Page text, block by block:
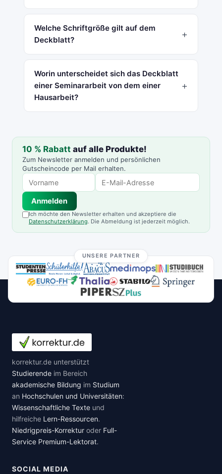
Welche Schriftgröße gilt auf dem
Deckblatt?
Worin unterscheidet sich das Deckblatt
einer Seminararbeit von dem einer
Hausarbeit?
10 % Rabatt auf alle Produkte!
Zum Newsletter anmelden und persönlichen
Gutscheincode per Mail erhalten.
Anmelden
Ich möchte den Newsletter erhalten und akzeptiere die
Datenschutzerklärung. Die Abmeldung ist jederzeit möglich.
UNSERE PARTNER
korrektur.de unterstützt
Studierende im Bereich
akademische Bildung im Studium
an Hochschulen und Universitäten:
Wissenschaftliche Texte und
hilfreiche Lern-Ressourcen.
Niedrigpreis-Korrektur oder Full-
Service Premium-Lektorat.
SOCIAL MEDIA